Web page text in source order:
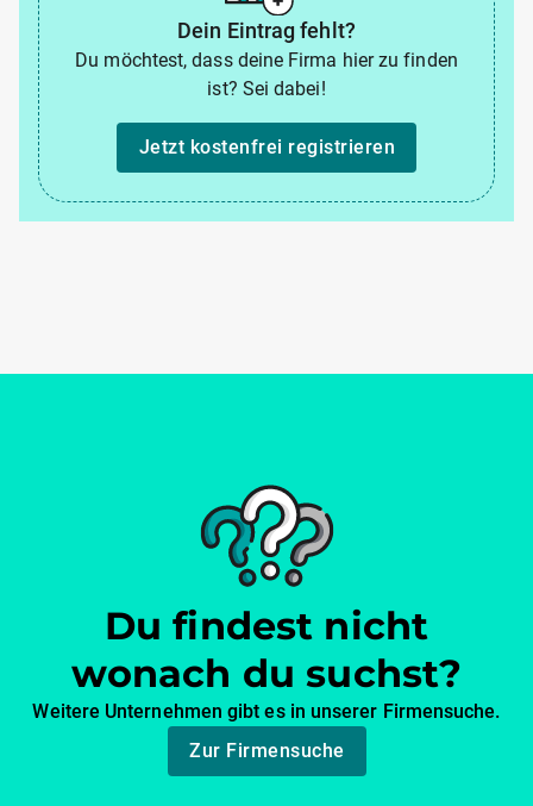
Dein Eintrag fehlt?
Du möchtest, dass deine Firma hier zu finden
ist? Sei dabei!
Jetzt kostenfrei registrieren
Du findest nicht
wonach du suchst?
Weitere Unternehmen gibt es in unserer Firmensuche.
Zur Firmensuche